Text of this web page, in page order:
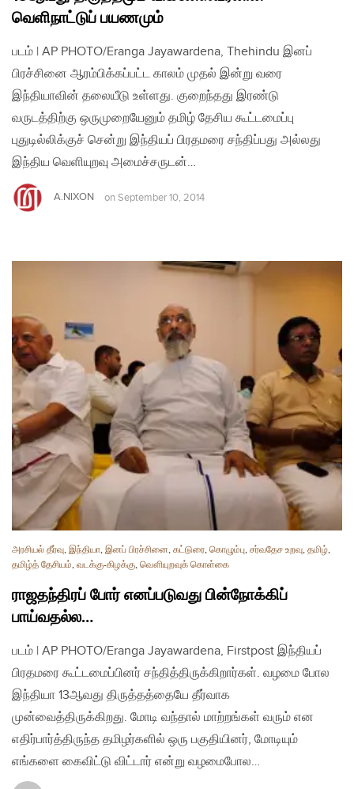
வெளிநாட்டுப் பயணமும்
படம் | AP PHOTO/Eranga Jayawardena, Thehindu இனப்
பிரச்சினை ஆரம்பிக்கப்பட்ட காலம் முதல் இன்று வரை
இந்தியாவின் தலையீடு உள்ளது. குறைந்தது இரண்டு
வருடத்திற்கு ஒருமுறையேனும் தமிழ் தேசிய கூட்டமைப்பு
புதுடில்லிக்குச் சென்று இந்தியப் பிரதமரை சந்திப்பது அல்லது
இந்திய வெளியுறவு அமைச்சருடன்…
A.NIXON on September 10, 2014
அரசியல் தீர்வு, இந்தியா, இனப் பிரச்சினை, கட்டுரை, கொழும்பு, சர்வதேச உறவு, தமிழ்,
தமிழ்த் தேசியம், வடக்கு-கிழக்கு, வௌியுறவுக் கொள்கை
ராஜதந்திரப் போர் எனப்படுவது பின்நோக்கிப்
பாய்வதல்ல…
படம் | AP PHOTO/Eranga Jayawardena, Firstpost இந்தியப்
பிரதமரை கூட்டமைப்பினர் சந்தித்திருக்கிறார்கள். வழமை போல
இந்தியா 13ஆவது திருத்தத்தையே தீர்வாக
முன்வைத்திருக்கிறது. மோடி வந்தால் மாற்றங்கள் வரும் என
எதிர்பார்த்திருந்த தமிழர்களில் ஒரு பகுதியினர், மோடியும்
எங்களை கைவிட்டு விட்டார் என்று வழமைபோல…